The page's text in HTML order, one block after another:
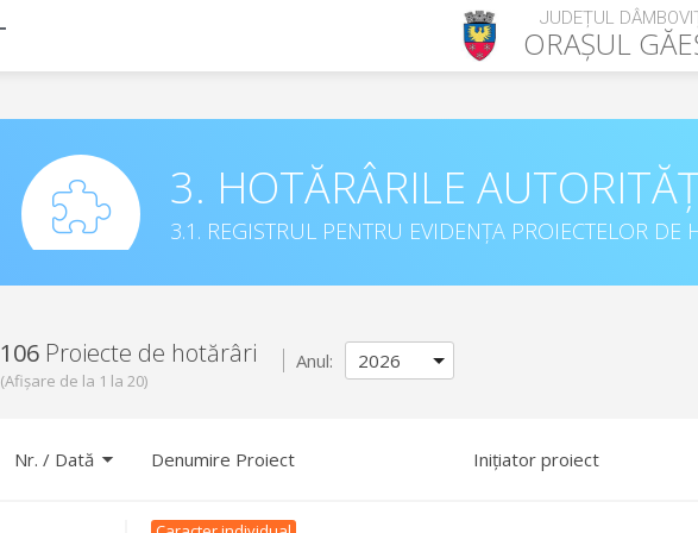
JUDEȚUL
ORAȘUL
3. HOTĂRÂRILE
3.1. REGISTRUL PENTRU EVIDENȚA PROIECTELOR DE
106 Proiecte de hotărâri
(Afișare de la 1 la 20)
Anul:
Nr. / Dată Denumire Proiect Inițiator proiect